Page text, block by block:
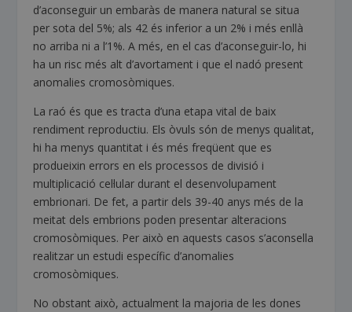
d’aconseguir un embaràs de manera natural se situa
per sota del 5%; als 42 és inferior a un 2% i més enllà
no arriba ni a l’1%. A més, en el cas d’aconseguir-lo, hi
ha un risc més alt d’avortament i que el nadó present
anomalies cromosòmiques.
La raó és que es tracta d’una etapa vital de baix
rendiment reproductiu. Els òvuls són de menys qualitat,
hi ha menys quantitat i és més freqüent que es
produeixin errors en els processos de divisió i
multiplicació cel·lular durant el desenvolupament
embrionari. De fet, a partir dels 39-40 anys més de la
meitat dels embrions poden presentar alteracions
cromosòmiques. Per això en aquests casos s’aconsella
realitzar un estudi específic d’anomalies
cromosòmiques.
No obstant això, actualment la majoria de les dones